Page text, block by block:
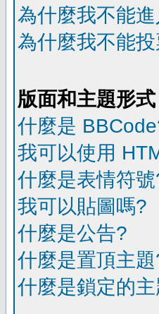
為什麼我不能
為什麼我不能
版面和主題形式
什麼是
我可以使用
什麼是表情符
我可以貼圖嗎?
什麼是公告?
什麼是置頂主
什麼是鎖定的